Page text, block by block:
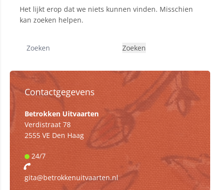
Het lijkt erop dat we niets kunnen vinden. Misschien
kan zoeken helpen.
Contactgegevens
Betrokken Uitvaarten
Verdistraat 78
2555 VE Den Haag
24/7
gita@betrokkenuitvaarten.nl